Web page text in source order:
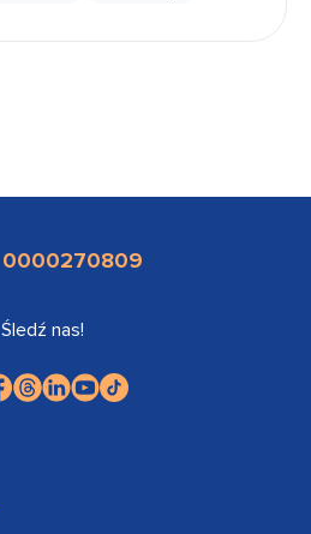
0000270809
Śledź nas!